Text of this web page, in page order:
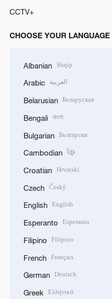
CCTV+
CHOOSE YOUR LANGUAGE
Albanian Shqip
Arabic العربية
Belarusian Беларуская
Bengali বাংলা
Bulgarian Български
Cambodian ខ្មែរ
Croatian Hrvatski
Czech Český
English English
Esperanto Esperanto
Filipino Filipino
French Français
German Deutsch
Greek Ελληνικά